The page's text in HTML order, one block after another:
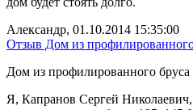
Александр, 01.10.2014 15:35:00
Отзыв Дом из
Дом из профилированного
Я, Капранов Сергей